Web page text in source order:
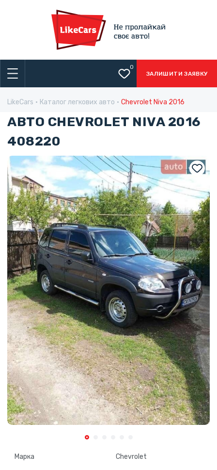
0
ЗАЛИШИТИ ЗАЯВКУ
LikeCars Каталог легкових авто Chevrolet Niva 2016
АВТО CHEVROLET NIVA 2016
408220
Марка Chevrolet